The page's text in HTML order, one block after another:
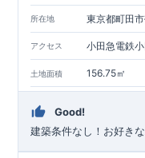
取得しています。 ■自
地の仕入れ、設計、施
プロセスに携わってい
快適に暮らす
維持するには、定期的
60年間の保証制度がご
所在地 東京都町田
アクセス 小田急電鉄
土地面積 156.75㎡
Good!
建築条件なし！​お好き